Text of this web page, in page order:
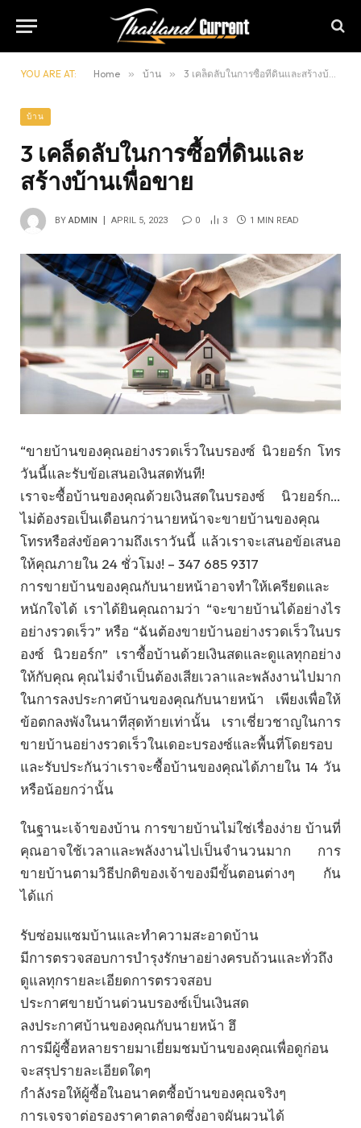
YOU ARE AT: Home » บ้าน » 3 เคล็ดลับในการซื้อที่ดินและสร้างบ้านเพื่อขาย
บ้าน
3 เคล็ดลับในการซื้อที่ดินและ
สร้างบ้านเพื่อขาย
BY ADMIN APRIL 5, 2023 0 3 1 MIN READ
“ขายบ้านของคุณอย่างรวดเร็วในบรองซ์ นิวยอร์ก โทร
วันนี้และรับข้อเสนอเงินสดทันที!
เราจะซื้อบ้านของคุณด้วยเงินสดในบรองซ์ นิวยอร์ก…
ไม่ต้องรอเป็นเดือนกว่านายหน้าจะขายบ้านของคุณ
โทรหรือส่งข้อความถึงเราวันนี้ แล้วเราจะเสนอข้อเสนอ
ให้คุณภายใน 24 ชั่วโมง! – 347 685 9317
การขายบ้านของคุณกับนายหน้าอาจทำให้เครียดและ
หนักใจได้ เราได้ยินคุณถามว่า “จะขายบ้านได้อย่างไร
อย่างรวดเร็ว” หรือ “ฉันต้องขายบ้านอย่างรวดเร็วในบร
องซ์ นิวยอร์ก” เราซื้อบ้านด้วยเงินสดและดูแลทุกอย่าง
ให้กับคุณ คุณไม่จำเป็นต้องเสียเวลาและพลังงานไปมาก
ในการลงประกาศบ้านของคุณกับนายหน้า เพียงเพื่อให้
ข้อตกลงพังในนาทีสุดท้ายเท่านั้น เราเชี่ยวชาญในการ
ขายบ้านอย่างรวดเร็วในเดอะบรองซ์และพื้นที่โดยรอบ
และรับประกันว่าเราจะซื้อบ้านของคุณได้ภายใน 14 วัน
หรือน้อยกว่านั้น
ในฐานะเจ้าของบ้าน การขายบ้านไม่ใช่เรื่องง่าย บ้านที่
คุณอาจใช้เวลาและพลังงานไปเป็นจำนวนมาก การ
ขายบ้านตามวิธีปกติของเจ้าของมีขั้นตอนต่างๆ กัน
ได้แก่
รับซ่อมแซมบ้านและทำความสะอาดบ้าน
มีการตรวจสอบการบำรุงรักษาอย่างครบถ้วนและทั่วถึง
ดูแลทุกรายละเอียดการตรวจสอบ
ประกาศขายบ้านด่วนบรองซ์เป็นเงินสด
ลงประกาศบ้านของคุณกับนายหน้า ฮึ
การมีผู้ซื้อหลายรายมาเยี่ยมชมบ้านของคุณเพื่อดูก่อน
จะสรุปรายละเอียดใดๆ
กำลังรอให้ผู้ซื้อในอนาคตซื้อบ้านของคุณจริงๆ
การเจรจาต่อรองราคาตลาดซึ่งอาจผันผวนได้